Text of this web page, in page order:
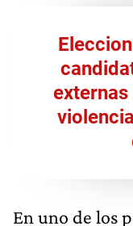
En uno de los